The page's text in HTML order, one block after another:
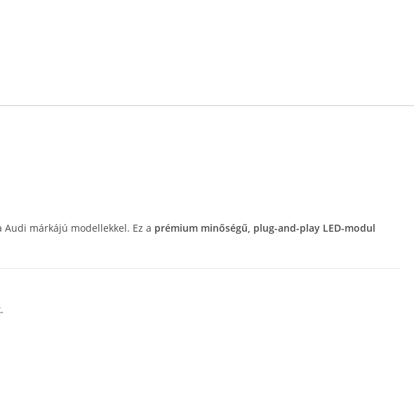
márkájú modellekkel. Ez a prémium minőségű, plug-and-play LED-modul